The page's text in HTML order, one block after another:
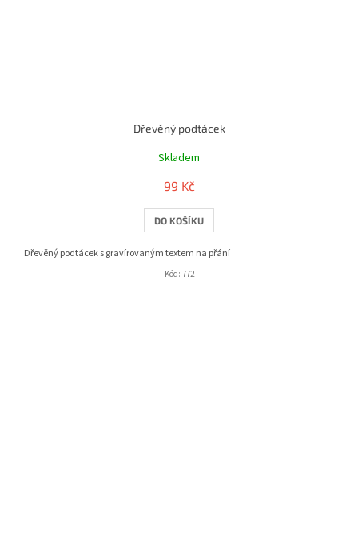
Dřevěný podtácek
Skladem
99 Kč
DO KOŠÍKU
Dřevěný podtácek s gravírovaným textem na přání
Kód: 772